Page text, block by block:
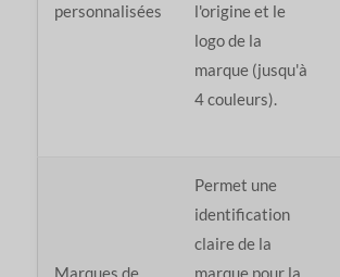
personnalisées
l'origine et le
logo de la
marque (jusqu'à
4 couleurs).
Marques de
Permet une
identification
claire de la
marque pour la